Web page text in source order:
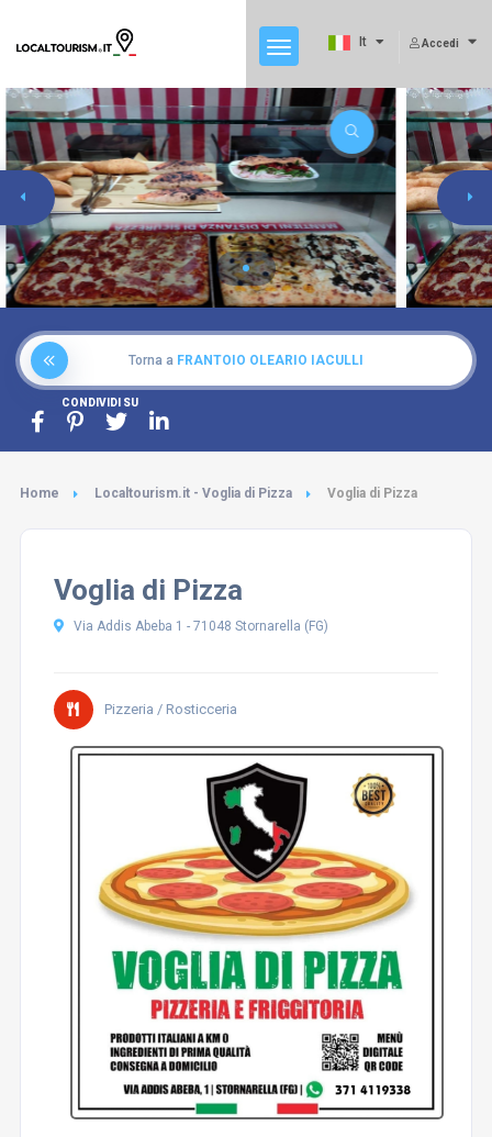
Accedi
It
Torna a FRANTOIO OLEARIO IACULLI
CONDIVIDI SU
Home Localtourism.it - Voglia di Pizza Voglia di Pizza
Voglia di Pizza
Via Addis Abeba 1 - 71048 Stornarella (FG)
Pizzeria / Rosticceria